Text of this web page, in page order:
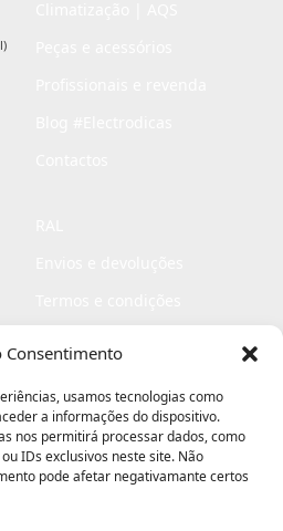
Consentimento
usamos tecnologias como
a informações do dispositivo.
nos permitirá processar dados, como
IDs exclusivos neste site. Não
pode afetar negativamante certos
Livro de elogios